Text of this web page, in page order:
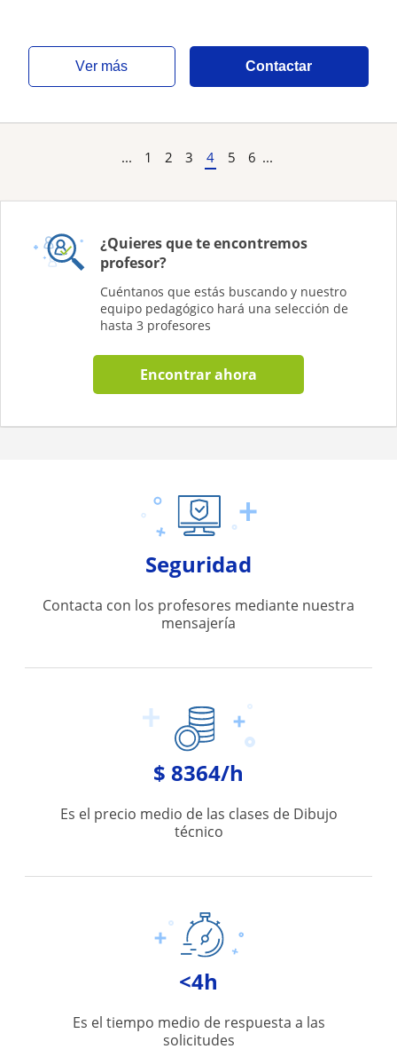
ver más Contactar
... 1 2 3 4 5 6 ...
¿Quieres que te encontremos
profesor?
Cuéntanos que estás buscando y nuestro
equipo pedagógico hará una selección de
hasta 3 profesores
Encontrar ahora
Seguridad
Contacta con los profesores mediante nuestra
mensajería
$ 8364/h
Es el precio medio de las clases de Dibujo
técnico
<4h
Es el tiempo medio de respuesta a las
solicitudes